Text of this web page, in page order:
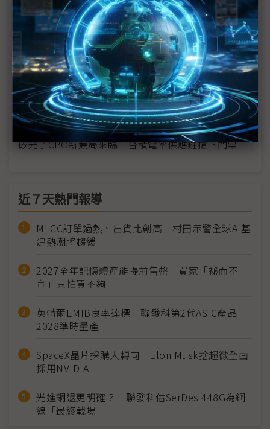
攸關AI新十大建設政策成敗 政府承諾會維持供電穩
矽光子成GTC 2026焦點？ NVIDIA竹北驗證測試專
區再擴大
日月光CPO裝置對標台積COUPE 異質整合成先進封
裝新戰場
矽光子CPO新競局來臨 台積電率供應鏈搶下門票
近７天熱門報導
MLCC訂單過熱、出貨比創高 村田示警全球AI基
建熱潮將趨緩
2027全年記憶體產能提前售罄 買家「祕而不
宣」只怕買不夠
英特爾EMIB良率達標 聯發科第2代ASIC產品
2028準時量產
SpaceX晶片採購大轉向 Elon Musk捨超微全面
採用NVIDIA
光進銅退更明確？ 聯發科估SerDes 448G為銅
線「最終戰場」